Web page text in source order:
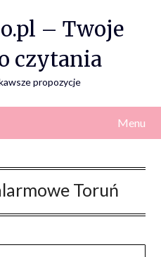
– Twoje
czytania
propozycje
Menu
Toruń